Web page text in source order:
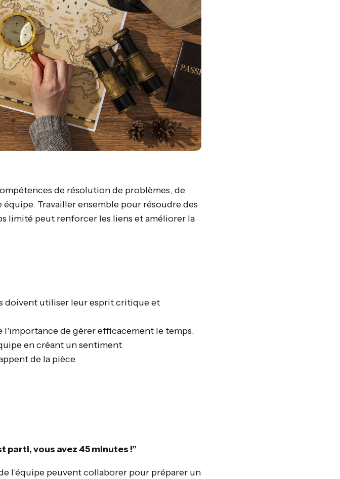
de résolution de problèmes, de
Travailler ensemble pour résoudre des
limité peut renforcer les liens et améliorer la
doivent utiliser leur esprit critique et
l'importance de gérer efficacement le temps.
en créant un sentiment
de la pièce.
parti, vous avez 45 minutes !”
l'équipe peuvent collaborer pour préparer un